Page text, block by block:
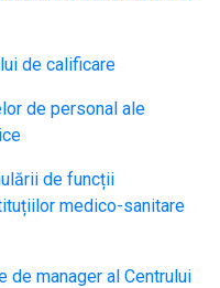
de calificare
de personal ale
de funcții
medico-sanitare
de manager al Centrului